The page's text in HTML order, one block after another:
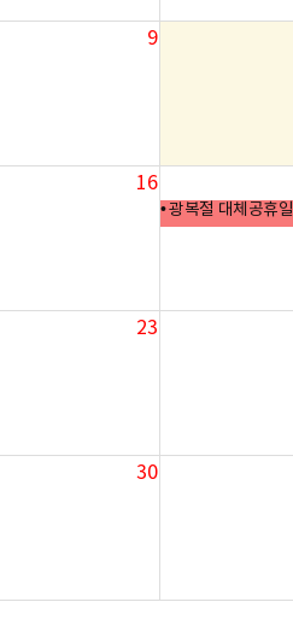
9
16
광복절 대체공휴일
23
30